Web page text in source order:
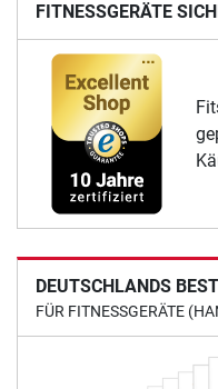
FITNESSGERÄTE
DEUTSCHLANDS
FÜR FITNESSGERÄTE